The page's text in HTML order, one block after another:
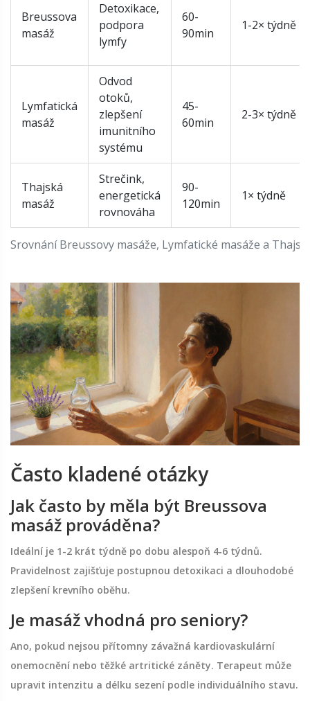
Srovnání Breussovy masáže, Lymfatické masáže a
Breussova
masáž
Detoxikace,
podpora
lymfy
60-
90min
1-2× týdně
Lymfatická
masáž
Odvod
otoků,
zlepšení
imunitního
systému
45-
60min
2-3× týdně
Thajská
masáž
Strečink,
energetická
rovnováha
90-
120min
1× týdně
Často kladené otázky
Jak často by měla být Breussova
masáž prováděna?
Ideální je 1-2 krát týdně po dobu alespoň 4‑6 týdnů.
Pravidelnost zajišťuje postupnou detoxikaci a dlouhodobé
zlepšení krevního oběhu.
Je masáž vhodná pro seniory?
Ano, pokud nejsou přítomny závažná kardiovaskulární
onemocnění nebo těžké artritické záněty. Terapeut může
upravit intenzitu a délku sezení podle individuálního stavu.